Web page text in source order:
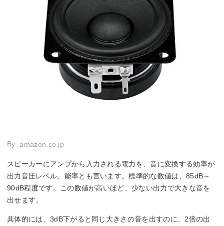
By:amazon.co.jp
スピーカーにアンプから入力される電力を、音に変換する効率が
出力音圧レベル。能率とも言います。標準的な数値は、85dB～
90dB程度です。この数値が高いほど、少ない出力で大きな音を
出せます。
具体的には、3dB下がると同じ大きさの音を出すのに、2倍の出